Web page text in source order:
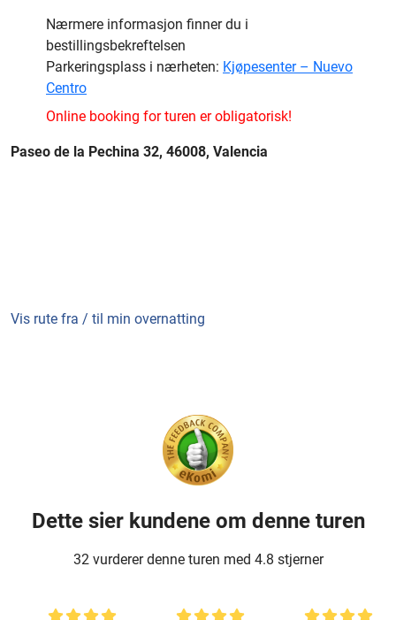
Nærmere informasjon finner du i
bestillingsbekreftelsen
Parkeringsplass i nærheten: Kjøpesenter – Nuevo
Centro
Online booking for turen er obligatorisk!
Paseo de la Pechina 32, 46008, Valencia
Vis rute fra / til min overnatting
Dette sier kundene om denne turen
32 vurderer denne turen med 4.8 stjerner